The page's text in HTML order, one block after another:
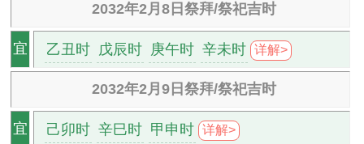
2032年2月8日祭拜/祭祀吉时
宜 乙丑时 戊辰时 庚午时 辛未时 详解>
2032年2月9日祭拜/祭祀吉时
宜 己卯时 辛巳时 甲申时 详解>